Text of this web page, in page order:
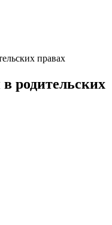
правах
родительских